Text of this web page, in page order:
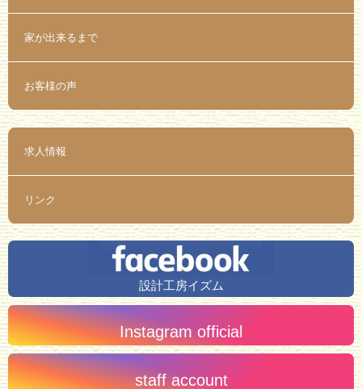
家が出来るまで
お客様の声
求人情報
リンク
設計工房イズム
Instagram official
staff account